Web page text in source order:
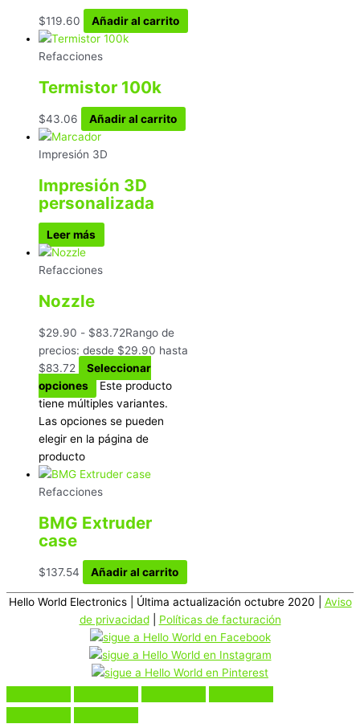
$119.60 Añadir al carrito
Refacciones
Termistor 100k
$43.06 Añadir al carrito
Impresión 3D
Impresión 3D
personalizada
Leer más
Refacciones
Nozzle
$29.90 - $83.72Rango de
precios: desde $29.90 hasta
$83.72
Seleccionar
opciones
Este producto
tiene múltiples variantes.
Las opciones se pueden
elegir en la página de
producto
Refacciones
BMG Extruder
case
$137.54 Añadir al carrito
Hello World Electronics| Última actualización octubre 2020 | Aviso
de privacidad| Políticas de facturación